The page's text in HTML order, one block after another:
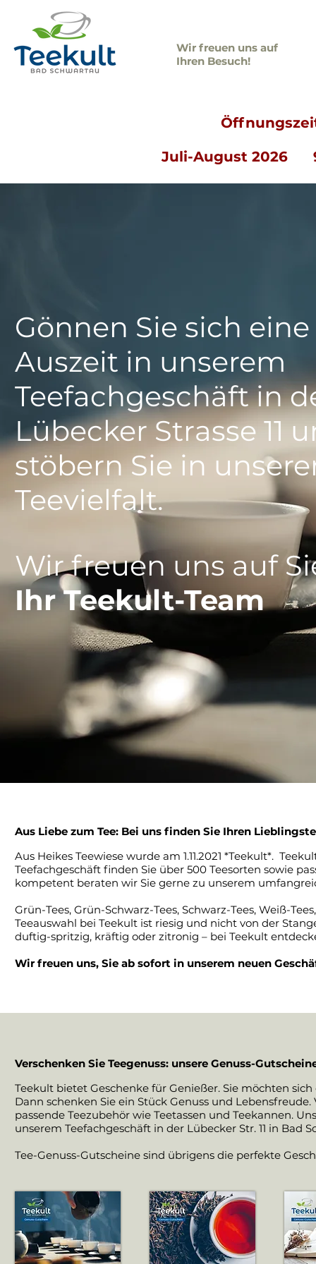
Wir freuen uns auf
Ihren Besuch!
Juli-August 2026
Gönnen Sie sich
Auszeit in unserem
Teefachgeschäft in
Lübecker Strasse 11
stöbern Sie in
Teevielfalt.
Wir freuen uns auf
Ihr Teekult-Team
Aus Liebe zum Tee: Bei uns finden Sie Ihren
Aus Heikes Teewiese wurde am 1.11.2021 *Teekult*.
Teefachgeschäft finden Sie über 500 Teesorten sowie
kompetent beraten wir Sie gerne zu unserem
Grün-Tees, Grün-Schwarz-Tees, Schwarz-Tees, Weiß-
Teeauswahl bei Teekult ist riesig und nicht von der
duftig-spritzig, kräftig oder zitronig – bei Teekult
Wir freuen uns, Sie ab sofort in unserem neuen
Verschenken Sie Teegenuss: unsere Genuss-
Teekult bietet Geschenke für Genießer. Sie möchten
Dann schenken Sie ein Stück Genuss und
passende Teezubehör wie Teetassen und Teekannen.
unserem Teefachgeschäft in der Lübecker Str. 11 in Bad
Tee-Genuss-Gutscheine sind übrigens die perfekte